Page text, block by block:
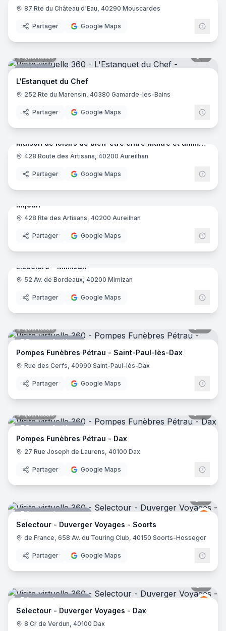
Menuisier
87 Rte du Château d'Eau, 40290 Mouscardes
Partager Google Maps
Traiteur
Ajout récent
L'Estanquet du Chef
252 Rte du Marensin, 40380 Gamarde-les-Bains
Partager Google Maps
Gîte
25
Maison de loisirs de bien-être entre Maitre et animaux de compagnies
428 Route des Artisans, 40200 Aureilhan
Partager Google Maps
Restaurant
Mijotin
428 Rte des Artisans, 40200 Aureilhan
Partager Google Maps
Supermarché
47
E.Leclerc - Mimizan
52 Av. de Bordeaux, 40200 Mimizan
Partager Google Maps
Pompes funèbres
Ajout récent
Pompes Funèbres Pétrau - Saint-Paul-lès-Dax
Rue des Cerfs, 40990 Saint-Paul-lès-Dax
Partager Google Maps
Pompes funèbres
Ajout récent
Pompes Funèbres Pétrau - Dax
27 Rue Joseph de Laurens, 40100 Dax
Partager Google Maps
Agence de voyages
Selectour - Duverger Voyages - Soorts
de France, 658 Av. du Touring Club, 40150 Soorts-Hossegor
Partager Google Maps
Agence de voyages
Selectour - Duverger Voyages - Dax
8 Cr de Verdun, 40100 Dax